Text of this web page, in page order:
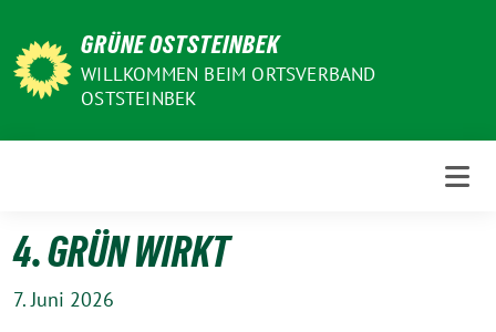
zum
Inhalt
GRÜNE OSTSTEINBEK
WILLKOMMEN BEIM ORTSVERBAND
OSTSTEINBEK
4. GRÜN WIRKT
7. Juni 2026